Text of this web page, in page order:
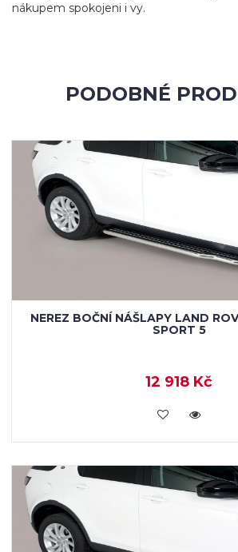
nákupem spokojeni i vy.
PODOBNÉ
NEREZ BOČNÍ NÁŠLAPY LAND
SPORT 5
12 918 Kč
KOUPIT